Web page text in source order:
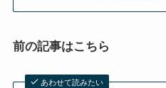
世界一周記
タンザニア・トルコ編
前の記事はこちら
あわせて読みたい